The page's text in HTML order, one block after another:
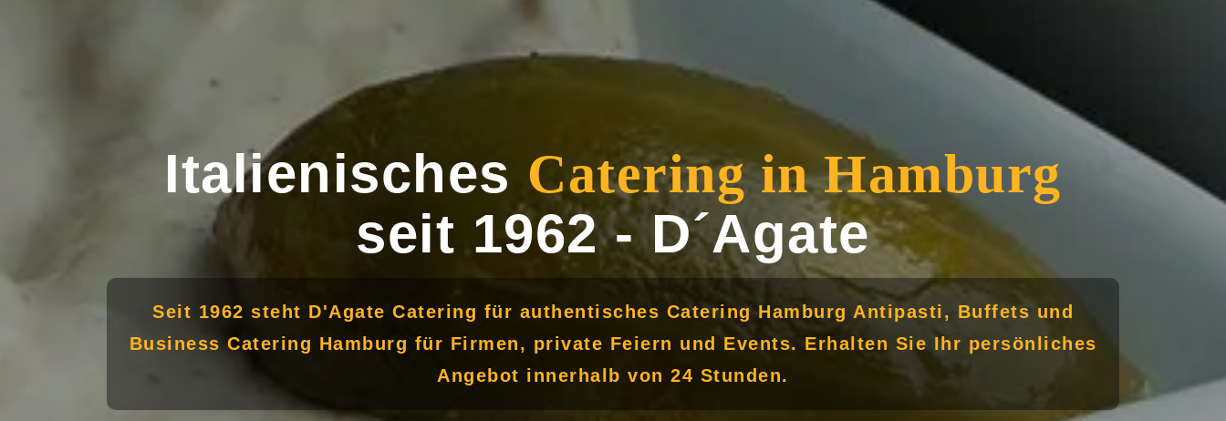
Italienisches Catering in Hamburg
seit 1962 - D´Agate
Seit 1962 steht D'Agate Catering für authentisches Catering Hamburg Antipasti, Buffets und
Business Catering Hamburg für Firmen, private Feiern und Events. Erhalten Sie Ihr persönliches
Angebot innerhalb von 24 Stunden.